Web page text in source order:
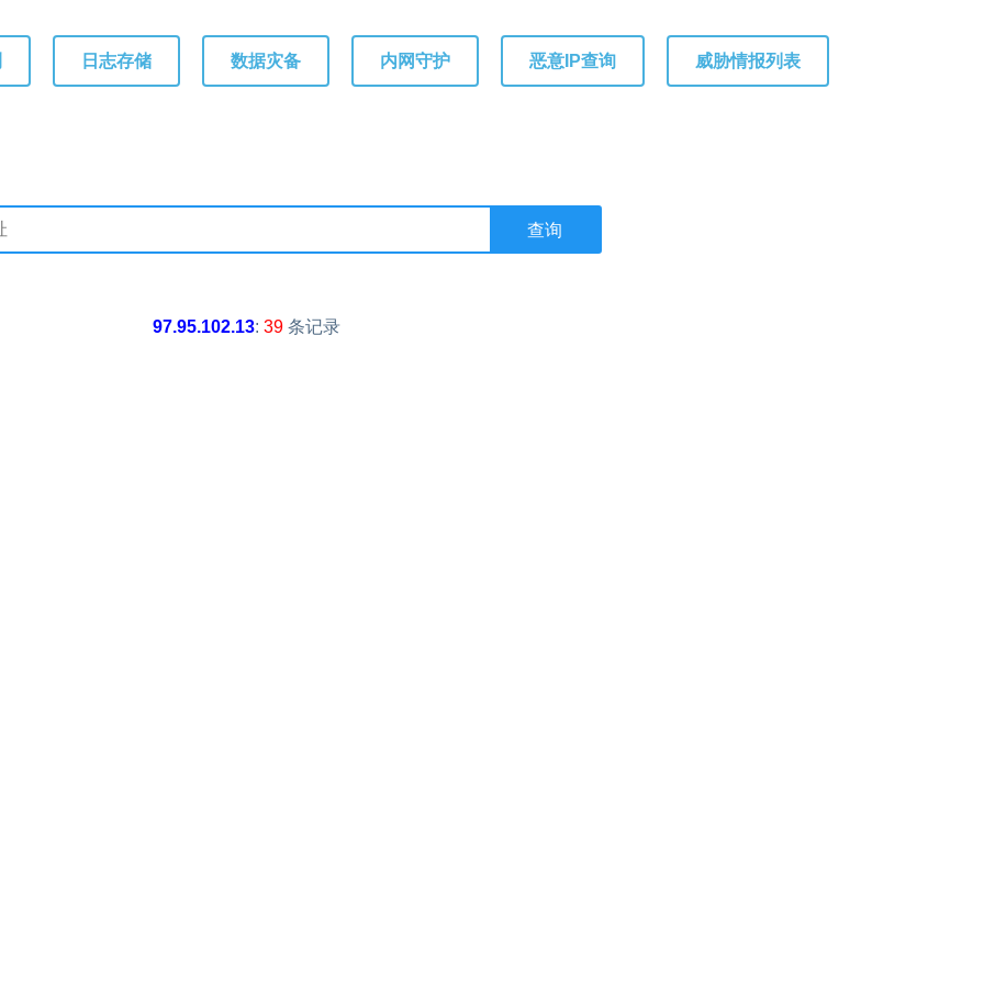
日志存储 数据灾备 内网守护 恶意IP查询 威胁情报列表
97.95.102.13: 39条记录